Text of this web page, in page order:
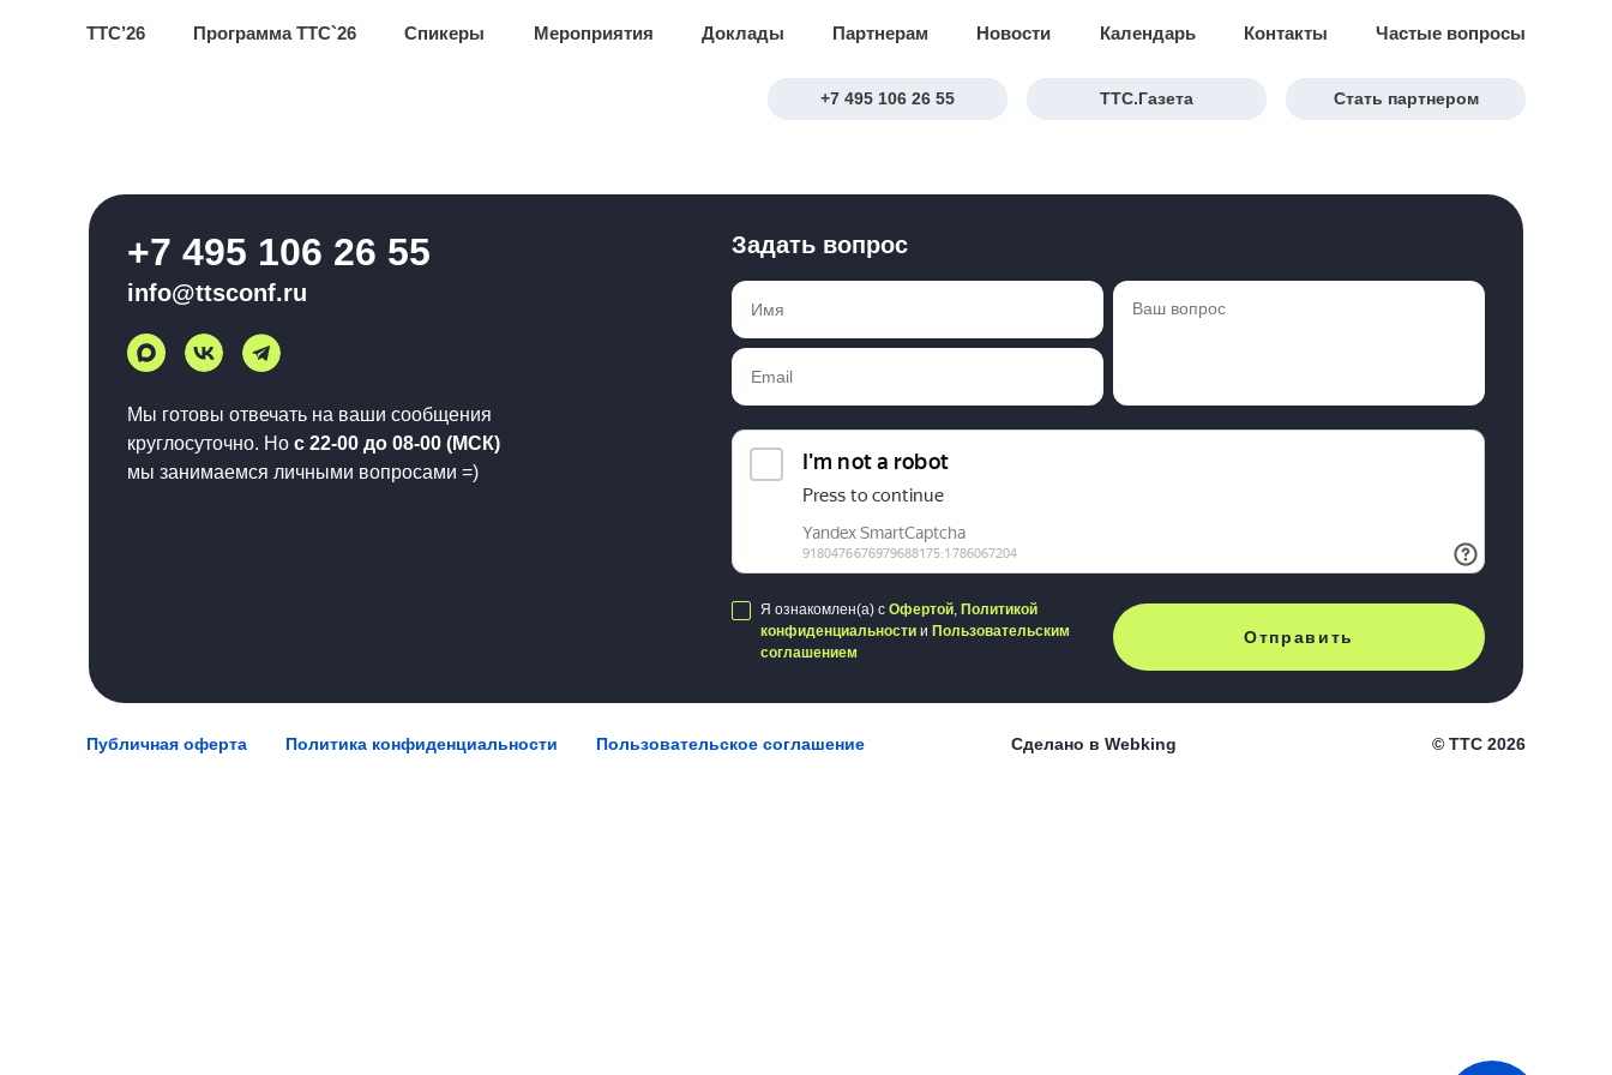
Стать партнером
ТТС.Газета
+7 495 106 26 55
ТТС’26 Программа ТТС`26 Спикеры Мероприятия Доклады Партнерам Новости Календарь Контакты Частые вопросы
+7 495 106 26 55
info@ttsconf.ru
Мы готовы отвечать на ваши сообщения
круглосуточно. Но с 22-00 до 08-00 (МСК)
мы занимаемся личными вопросами =)
Задать вопрос
Отправить
Я ознакомлен(а) с Офертой, Политикой
конфиденциальности и Пользовательским
соглашением
Публичная оферта Политика конфиденциальности Пользовательское соглашение Сделано вWebking © ТТС 2026